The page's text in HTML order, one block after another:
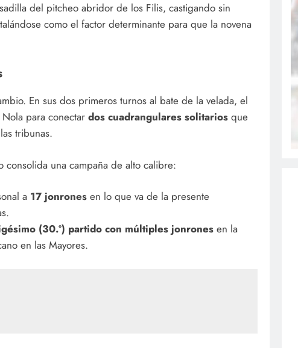
del pitcheo abridor de los Filis, castigando sin
como el factor determinante para que la novena
En sus dos primeros turnos al bate de la velada, el
para conectar dos cuadrangulares solitarios que
tribunas.
una campaña de alto calibre:
a 17 jonronesen lo que va de la presente
(30.º) partido con múltiples jonronesen la
en las Mayores.